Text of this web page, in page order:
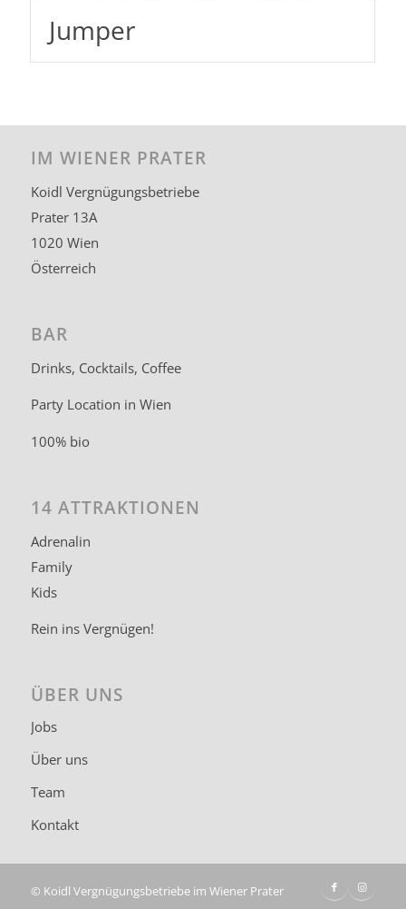
Jumper
IM WIENER PRATER
Koidl Vergnügungsbetriebe
Prater 13A
1020 Wien
Österreich
BAR
Drinks, Cocktails, Coffee
Party Location in Wien
100% bio
14 ATTRAKTIONEN
Adrenalin
Family
Kids
Rein ins Vergnügen!
ÜBER UNS
Jobs
Über uns
Team
Kontakt
© Koidl Vergnügungsbetriebe im Wiener Prater